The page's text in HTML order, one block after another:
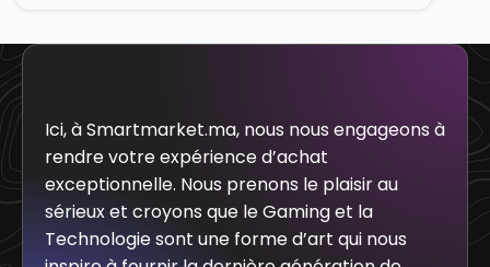
Ici, à Smartmarket.ma, nous nous engageons à
rendre votre expérience d’achat
exceptionnelle. Nous prenons le plaisir au
sérieux et croyons que le Gaming et la
Technologie sont une forme d’art qui nous